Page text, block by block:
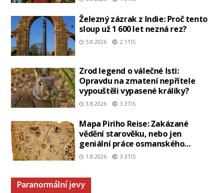
Železný zázrak z Indie: Proč tento
sloup už 1 600 let nezná rez?
5.8.2026 2.1TIS
Zrod legend o válečné lsti:
Opravdu na zmatení nepřítele
vypouštěli vypasené králíky?
3.8.2026 3.3TIS
Mapa Piriho Reise: Zakázané
vědění starověku, nebo jen
geniální práce osmanského
admirála?
1.8.2026 3.3TIS
Paranormální jevy